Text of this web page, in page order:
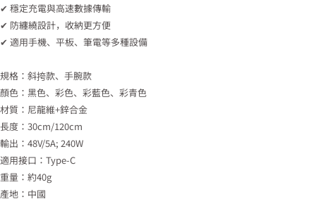
✔ 穩定充電與高速數據傳輸
✔ 防纏繞設計，收納更方便
✔ 適用手機、平板、筆電等多種設備
規格：斜挎款、手腕款
顏色：黑色、彩色、彩藍色、彩青色
材質：尼龍維+鋅合金
長度：30cm/120cm
輸出：48V/5A; 240W
適用接口：Type-C
重量：約40g
產地：中國